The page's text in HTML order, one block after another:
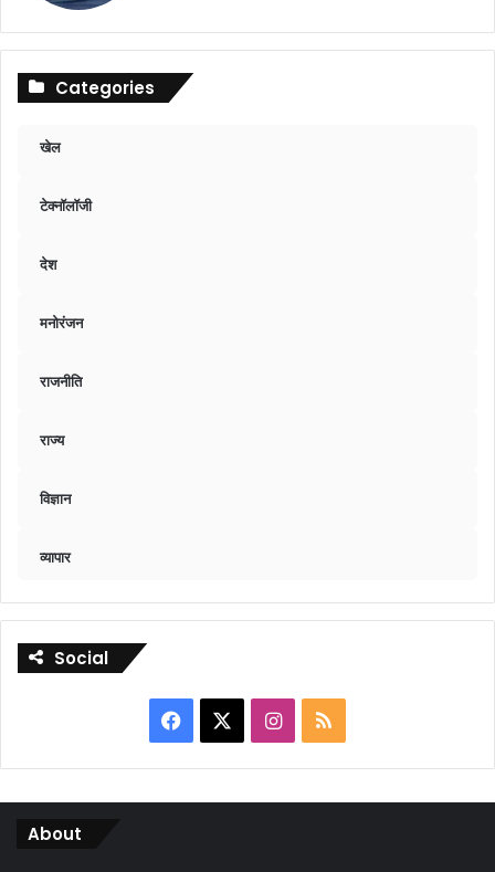
Categories
खेल
टेक्नॉलॉजी
देश
मनोरंजन
राजनीति
राज्य
विज्ञान
व्यापार
Social
Facebook Instagram
RSS
About